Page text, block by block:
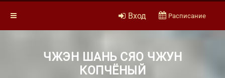
Вход Расписание
ЧЖЭН ШАНЬ СЯО ЧЖУН
КОПЧЁНЫЙ